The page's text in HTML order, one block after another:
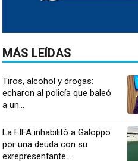
MÁS LEÍDAS
Tiros, alcohol y drogas:
echaron al policía que baleó
a un...
La FIFA inhabilitó a Galoppo
por una deuda con su
exrepresentante...